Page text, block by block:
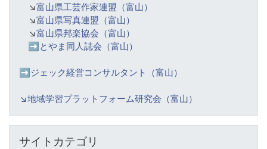
↘️富山県工芸作家連盟（富山）
↘️富山県写真連盟（富山）
↘️富山県邦楽協会（富山）
➡️ とやま同人誌会（富山）
➡️ジェック経営コンサルタント（富山）
↘️地域学習プラットフォーム研究会（富山）
サイトカテゴリ